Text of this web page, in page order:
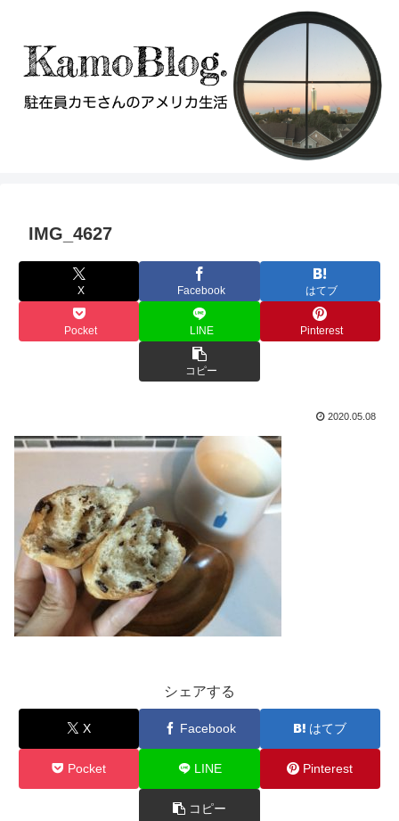
IMG_4627
X Facebook はてブ
Pocket LINE Pinterest
コピー
2020.05.08
シェアする
X Facebook はてブ
Pocket LINE Pinterest
コピー